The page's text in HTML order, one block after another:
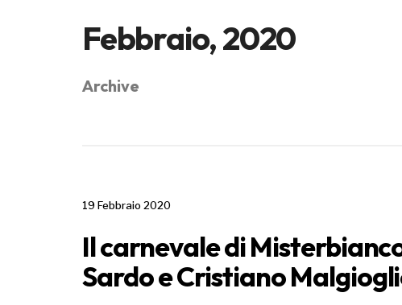
Febbraio, 2020
Archive
19 Febbraio 2020
Il carnevale di
Sardo e Cristiano